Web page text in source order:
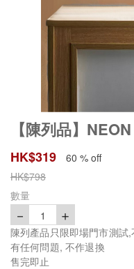
【陳列品】
HK$319 60 % off
HK$798
數量
－ 1 ＋
陳列產品只限即場門市測試
有任何問題, 不作退換
售完即止